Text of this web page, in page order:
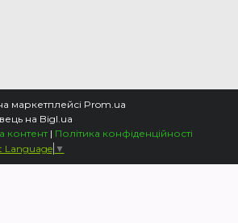
маркетплейсі Prom.ua
на Bigl.ua
контент | Політика конфіденційності
Language ▼